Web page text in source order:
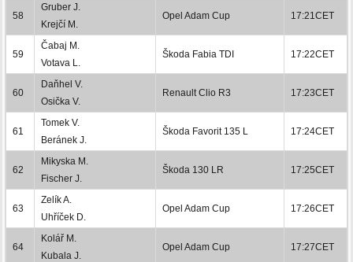
58
Gruber J.
Krejčí M.
Opel Adam Cup 17:21CET
59
Čabaj M.
Votava L.
Škoda Fabia TDI 17:22CET
60
Daňhel V.
Osička V.
Renault Clio R3 17:23CET
61
Tomek V.
Beránek J.
Škoda Favorit 135 L 17:24CET
62
Mikyska M.
Fischer J.
Škoda 130 LR 17:25CET
63
Zelík A.
Uhříček D.
Opel Adam Cup 17:26CET
64
Kolář M.
Kubala J.
Opel Adam Cup 17:27CET